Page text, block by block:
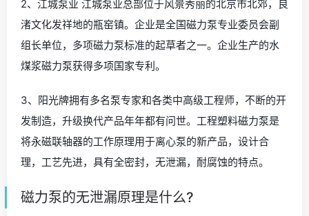
2、江城泵业 江城泵业总部位于风景秀丽的北京市北郊，良
渚文化发祥地的瓶窑镇。企业是全国磁力泵专业委员会副
组长单位，多项磁力泵标准的起草者之一。企业生产的水
煤浆磁力泵获得多项国家专利。
3、阳光牌拥有多名泵专家和各类中高级工程师，不断的开
发制造，升级换代产品年年都有问世。工程塑料磁力泵是
将永磁联轴器的工作原理用于离心泵的新产品，设计合
理，工艺先进，具有全密封，无泄漏，耐腐蚀的特点。
磁力泵的无泄漏原理是什么?